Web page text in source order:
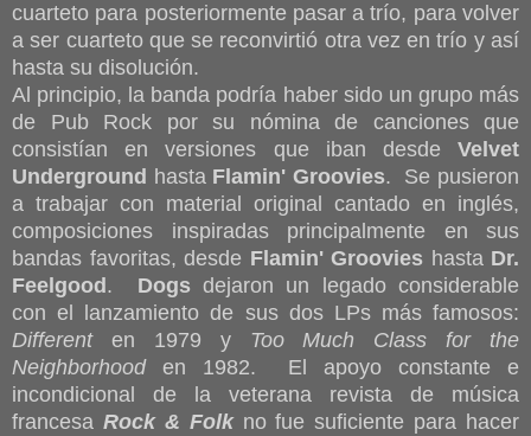
cuarteto para posteriormente pasar a trío, para volver
a ser cuarteto que se reconvirtió otra vez en trío y así
hasta su disolución.
Al principio, la banda podría haber sido un grupo más
de Pub Rock por su nómina de canciones que
consistían en versiones que iban desde Velvet
Underground hasta Flamin' Groovies. Se pusieron
a trabajar con material original cantado en inglés,
composiciones inspiradas principalmente en sus
bandas favoritas, desde Flamin' Groovies hasta Dr.
Feelgood . Dogs dejaron un legado considerable
con el lanzamiento de sus dos LPs más famosos:
Differenten 1979 y
Too Much Class for the
Neighborhooden 1982. El apoyo constante e
incondicional de la veterana revista de música
francesa Rock & Folkno fue suficiente para hacer